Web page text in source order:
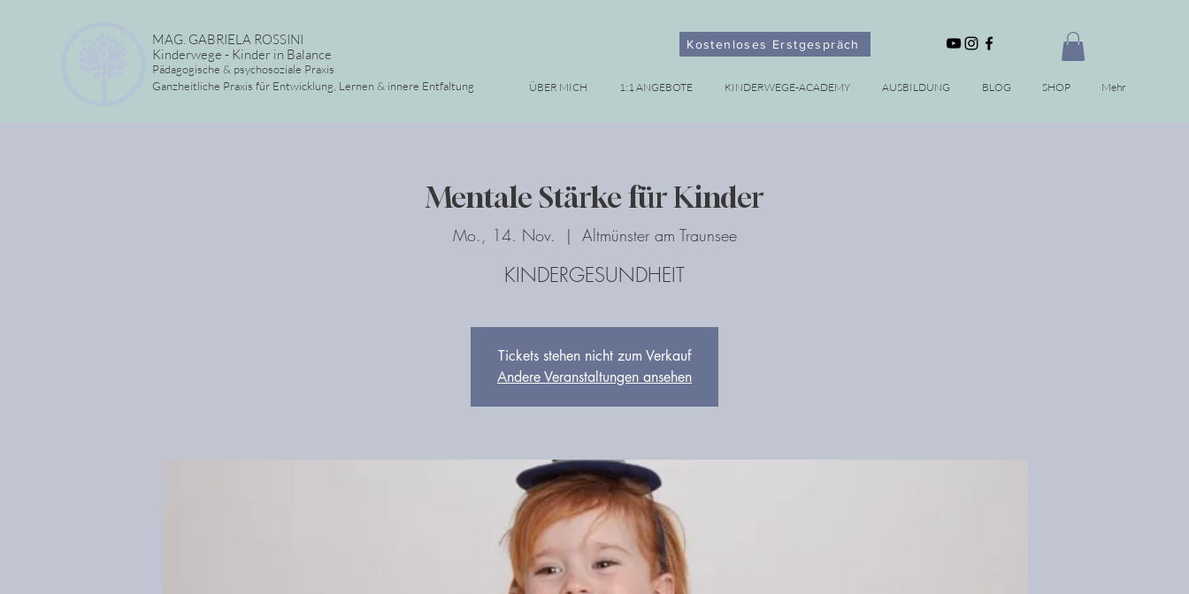
MAG. GABRIELA ROSSINI
Kinderwege - Kinder in Balance
Pädagogische & psychosoziale Praxis
Ganzheitliche Praxis für Entwicklung, Lernen & innere Entfaltung
Kostenloses Erstgespräch
ÜBER MICH 1:1 ANGEBOTE KINDERWEGE-ACADEMY AUSBILDUNG BLOG SHOP Mehr
Mentale Stärke für Kinder
Mo., 14. Nov.
  |
Altmünster am Traunsee
KINDERGESUNDHEIT
Tickets stehen nicht zum Verkauf
Andere Veranstaltungen ansehen